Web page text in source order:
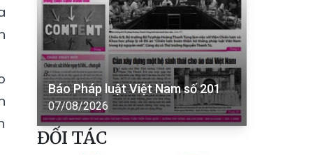
Báo Pháp luật Việt Nam số 201
07/08/2026
ĐỐI TÁC